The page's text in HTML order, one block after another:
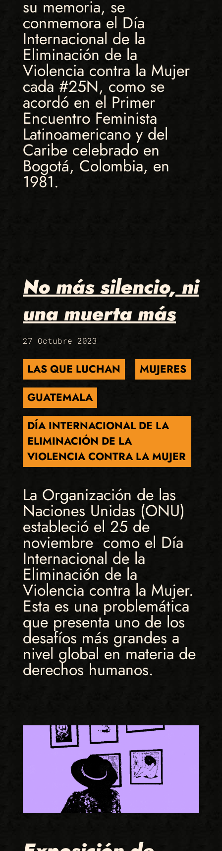
su memoria, se
conmemora el Día
Internacional de la
Eliminación de la
Violencia contra la Mujer
cada #25N, como se
acordó en el Primer
Encuentro Feminista
Latinoamericano y del
Caribe celebrado en
Bogotá, Colombia, en
1981.
No más silencio, ni
una muerta más
27 Octubre 2023
LAS QUE LUCHAN
MUJERES
GUATEMALA
DÍA INTERNACIONAL DE LA
ELIMINACIÓN DE LA
VIOLENCIA CONTRA LA MUJER
La Organización de las
Naciones Unidas (ONU)
estableció el 25 de
noviembre como el Día
Internacional de la
Eliminación de la
Violencia contra la Mujer.
Esta es una problemática
que presenta uno de los
desafíos más grandes a
nivel global en materia de
derechos humanos.